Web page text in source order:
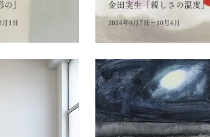
」
1日
金田実生「親しさの温度」
2024年9月7日－10月6日
➤